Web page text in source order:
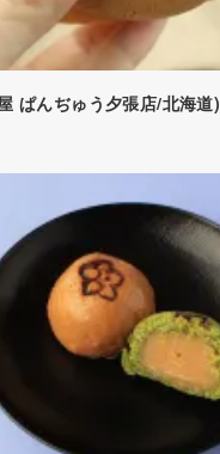
ぱんぢゅう夕張店/北海道)